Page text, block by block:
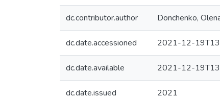
dc.contributor.author Donchenko,
dc.date.accessioned 2021-12-
dc.date.available 2021-12-
dc.date.issued 2021